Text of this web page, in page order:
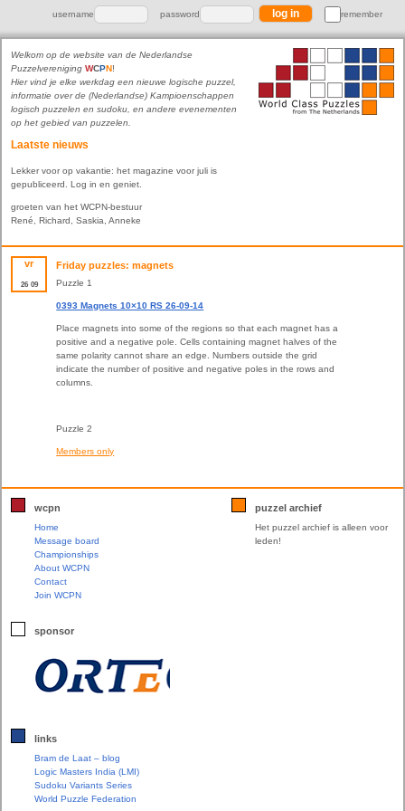
username password remember
Welkom op de website van de Nederlandse
Puzzelvereniging WCPN!
Hier vind je elke werkdag een nieuwe logische puzzel,
informatie over de (Nederlandse) Kampioenschappen
logisch puzzelen en sudoku, en andere evenementen
op het gebied van puzzelen.
Laatste nieuws
Lekker voor op vakantie: het magazine voor juli is
gepubliceerd. Log in en geniet.
groeten van het WCPN-bestuur
René, Richard, Saskia, Anneke
vr
26 09
Friday puzzles: magnets
Puzzle 1
0393 Magnets 10×10 RS 26-09-14
Place magnets into some of the regions so that each magnet has a
positive and a negative pole. Cells containing magnet halves of the
same polarity cannot share an edge. Numbers outside the grid
indicate the number of positive and negative poles in the rows and
columns.
Puzzle 2
Members only
wcpn
Home
Message board
Championships
About WCPN
Contact
Join WCPN
sponsor
links
Bram de Laat – blog
Logic Masters India (LMI)
Sudoku Variants Series
World Puzzle Federation
puzzel archief
Het puzzel archief is alleen voor
leden!